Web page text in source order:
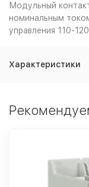
Модульный
номинальным
управления 110-
Характеристики